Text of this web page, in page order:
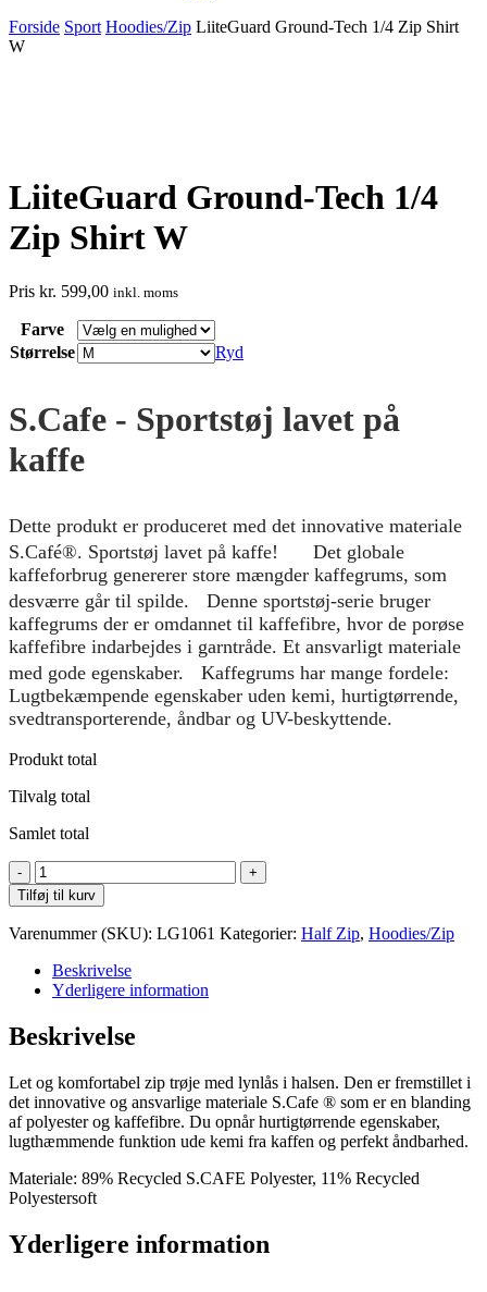
Forside Sport Hoodies/Zip LiiteGuard Ground-Tech 1/4 Zip Shirt
W
LiiteGuard Ground-Tech 1/4
Zip Shirt W
Pris kr. 599,00 inkl. moms
Farve
Størrelse
Ryd
S.Cafe - Sportstøj lavet på
kaffe
Dette produkt er produceret med det innovative materiale
S.Café®. Sportstøj lavet på kaffe! Det globale
kaffeforbrug genererer store mængder kaffegrums, som
desværre går til spilde. Denne sportstøj-serie bruger
kaffegrums der er omdannet til kaffefibre, hvor de porøse
kaffefibre indarbejdes i garntråde. Et ansvarligt materiale
med gode egenskaber. Kaffegrums har mange fordele:
Lugtbekæmpende egenskaber uden kemi, hurtigtørrende,
svedtransporterende, åndbar og UV-beskyttende.
Produkt total
Tilvalg total
Samlet total
LiiteGuard
Ground-
Tech
1/4
Shirt
W
Tilføj til kurv
Varenummer (SKU): LG1061 Kategorier: Half Zip, Hoodies/Zip
Beskrivelse
Yderligere information
Beskrivelse
Let og komfortabel zip trøje med lynlås i halsen. Den er fremstillet i
det innovative og ansvarlige materiale S.Cafe ® som er en blanding
af polyester og kaffefibre. Du opnår hurtigtørrende egenskaber,
lugthæmmende funktion ude kemi fra kaffen og perfekt åndbarhed.
Materiale: 89% Recycled S.CAFE Polyester, 11% Recycled
Polyestersoft
Yderligere information